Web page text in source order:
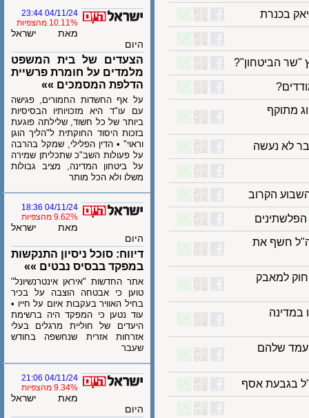
בכנרת
הביטחון"?
לא נעשה
חשף את
למאבק
שלהם
בגבעת אסף
04/11/24 23:44
10.11% מהצפיות
מאת ישראל
היום
הצעדים של בית המשפט
מלמדים על חומרת פרשיית
הדלפת המסמכים »»
על אף החשדות החמורים, פגישה
עם עו"ד היא מזכויותיו הבסיסיות
ביותר של כל חשוד, שלילתה פוגעת
בזכות היסוד החוקתית ל"הליך הוגן
וראוי" • הדין הפלילי, שמקל בהרבה
על פעולות השב"כ שתכליתן שמירה
על ביטחון המדינה, מציב גבולות
משלו ולא הכל מותר
04/11/24 18:36
9.62% מהצפיות
מאת ישראל
היום
דיווח: סוכל ניסיון התנקשות
במפקד בבסיס נבטים »»
אתר החדשות "איראן אינטרנשיונל"
טוען כי אבטחה הוצבה על בכיר
בחיל האוויר בעקבות איום על חייו •
עוד נטען כי המפקד היה ברשימת
היעדים של חוליית מרגלים בעלי
אזרחות אזרית שנחשפה בחודש
שעבר
04/11/24 21:06
9.34% מהצפיות
מאת ישראל
היום